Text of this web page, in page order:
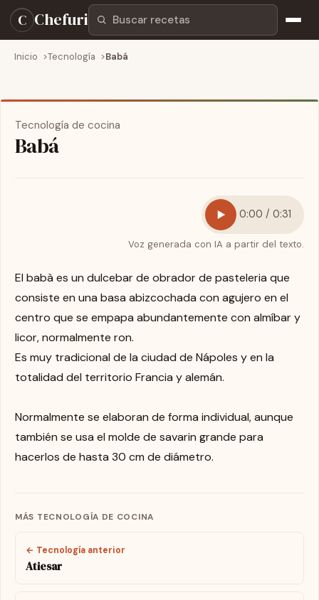
C ChefuriBuscar recetas
Inicio Tecnología Babá
Tecnología de cocina
Babá
0:00 / 0:31
Voz generada con IA a partir del texto.
El babà es un dulcebar de obrador de pasteleria que
consiste en una basa abizcochada con agujero en el
centro que se empapa abundantemente con almíbar y
licor, normalmente ron.
Es muy tradicional de la ciudad de Nápoles y en la
totalidad del territorio Francia y alemán.
Normalmente se elaboran de forma individual, aunque
también se usa el molde de savarin grande para
hacerlos de hasta 30 cm de diámetro.
MÁS TECNOLOGÍA DE COCINA
← Tecnología anterior
Atiesar